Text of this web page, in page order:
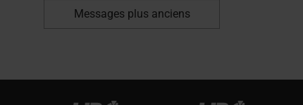
Messages plus anciens